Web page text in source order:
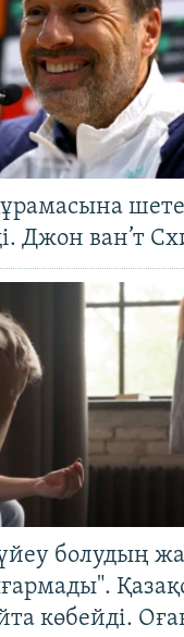
Джон ван’т
болудың
көбейді.